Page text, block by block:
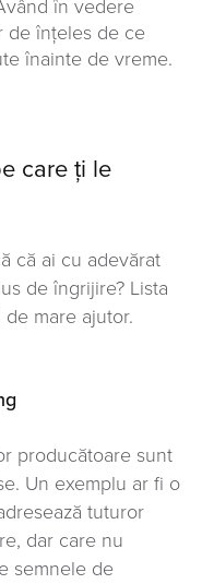
în vedere
de înțeles de ce
înainte de vreme.
care ți le
că ai cu adevărat
de îngrijire? Lista
mare ajutor.
producătoare sunt
Un exemplu ar fi o
tuturor
dar care nu
semnele de